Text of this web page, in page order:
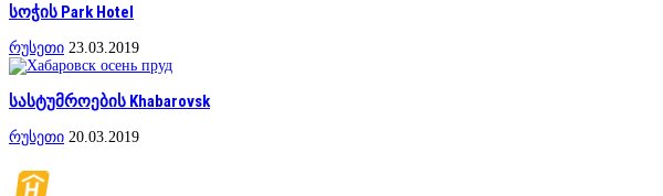
სოჭის Park Hotel
რუსეთი 23.03.2019
სასტუმროების Khabarovsk
რუსეთი 20.03.2019